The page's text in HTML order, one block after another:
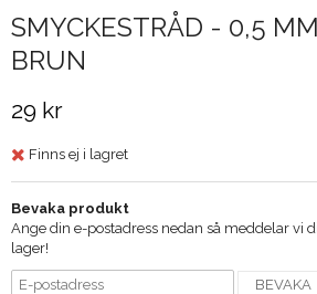
SMYCKESTRÅD - 0,5
BRUN
29 kr
Finns ej i lagret
Bevaka produkt
Ange din e-postadress nedan så meddelar vi
lager!
BEVAKA